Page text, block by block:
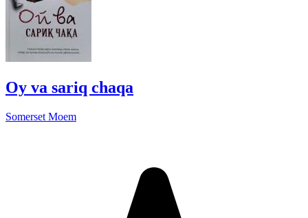
Oy va sariq chaqa
Somerset Moem